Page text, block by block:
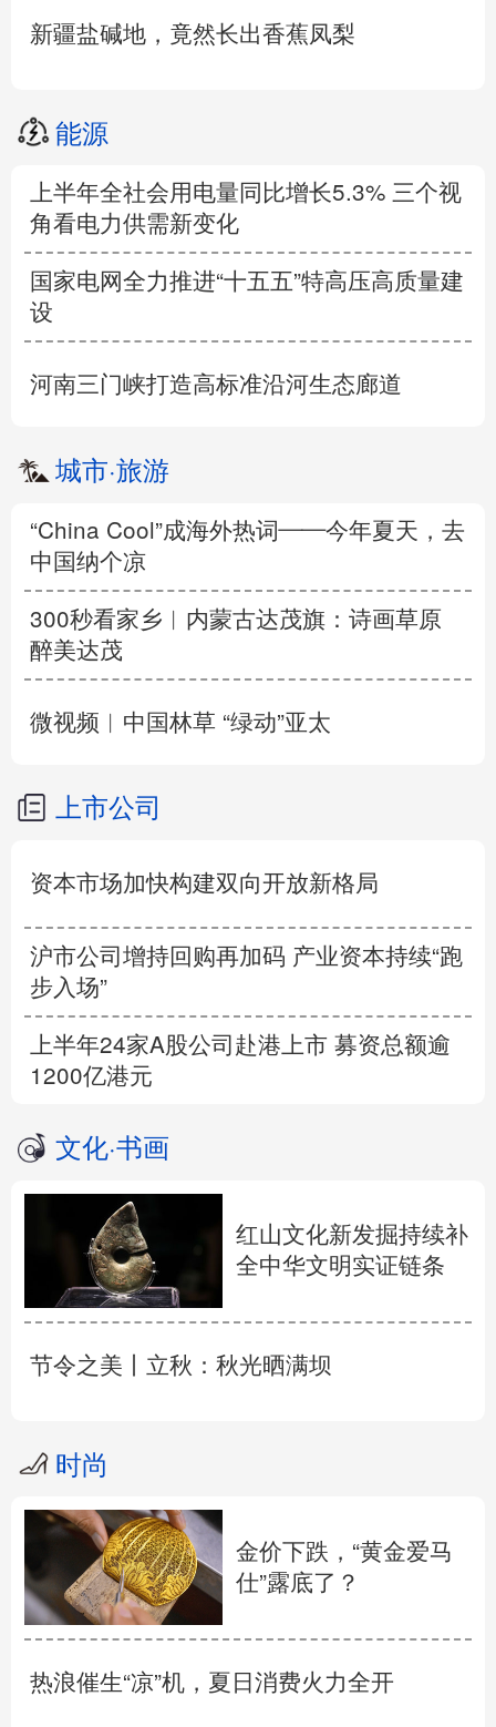
新疆盐碱地，竟然长出香蕉凤梨
能源
上半年全社会用电量同比增长5.3% 三个视
角看电力供需新变化
国家电网全力推进“十五五”特高压高质量建
设
河南三门峡打造高标准沿河生态廊道
城市·旅游
“China Cool”成海外热词——今年夏天，去
中国纳个凉
300秒看家乡︱内蒙古达茂旗：诗画草原
醉美达茂
微视频︱中国林草 “绿动”亚太
上市公司
资本市场加快构建双向开放新格局
沪市公司增持回购再加码 产业资本持续“跑
步入场”
上半年24家A股公司赴港上市 募资总额逾
1200亿港元
文化·书画
红山文化新发掘持续补
全中华文明实证链条
节令之美丨立秋：秋光晒满坝
时尚
金价下跌，“黄金爱马
仕”露底了？
热浪催生“凉”机，夏日消费火力全开